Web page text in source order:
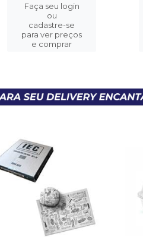
Faça seu login
ou
cadastre-se
para ver preços
e comprar